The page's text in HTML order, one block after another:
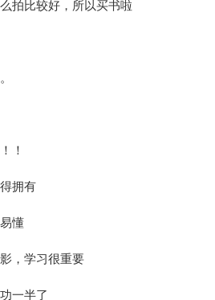
拍比较好，所以买书啦
！
拥有
懂
，学习很重要
一半了